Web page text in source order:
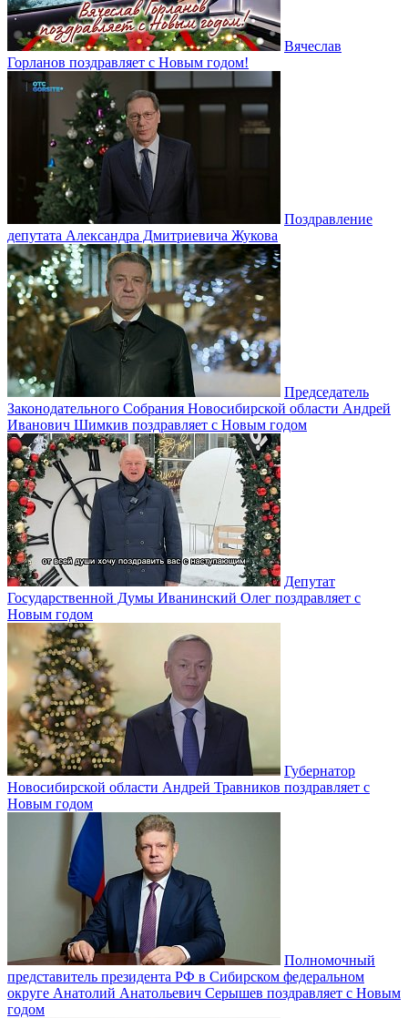
Вячеслав
Горланов поздравляет с Новым годом!
Поздравление
депутата Александра Дмитриевича Жукова
Председатель
Законодательного Собрания Новосибирской области Андрей
Иванович Шимкив поздравляет с Новым годом
Депутат
Государственной Думы Иванинский Олег поздравляет с
Новым годом
Губернатор
Новосибирской области Андрей Травников поздравляет с
Новым годом
Полномочный
представитель президента РФ в Сибирском федеральном
округе Анатолий Анатольевич Серышев поздравляет с Новым
годом